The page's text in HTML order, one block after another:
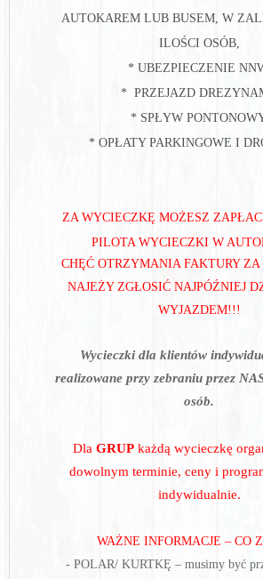
AUTOKAREM LUB BUSEM, W
ILOŚCI OSÓB,
* UBEZPIECZENIE
* PRZEJAZD
* SPŁYW
* OPŁATY PARKINGOWE I
ZA WYCIECZKĘ MOŻESZ
PILOTA WYCIECZKI W
CHĘĆ OTRZYMANIA FAKTURY
NAJEŻY ZGŁOSIĆ NAJPÓŹNIEJ
WYJAZDEM!!!
Wycieczki dla klientów
realizowane przy zebraniu przez
osób.
Dla GRUPkażdą wycieczkę
dowolnym terminie, ceny i
indywidualnie.
WAŻNE INFORMACJE – CO
- POLAR/ KURTKĘ – musimy być